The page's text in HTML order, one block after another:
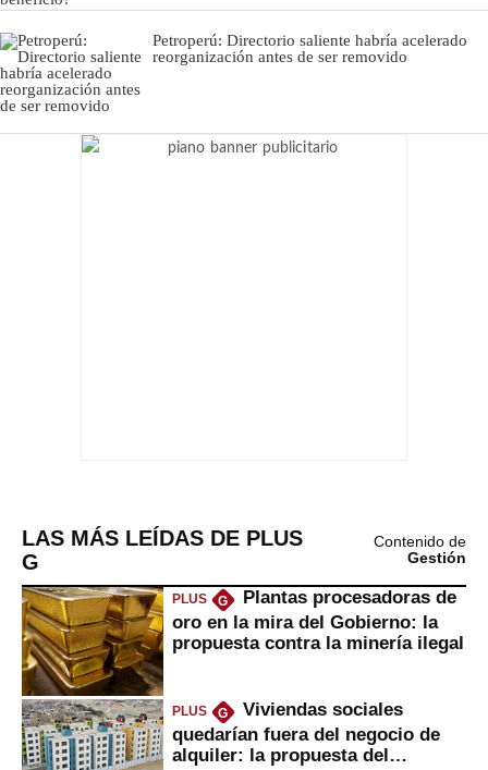
Petroperú: Directorio saliente habría acelerado
reorganización antes de ser removido
LAS MÁS LEÍDAS DE PLUS
G
Contenido de
Gestión
PLUS G
Plantas procesadoras de
oro en la mira del Gobierno: la
propuesta contra la minería ilegal
PLUS G
Viviendas sociales
quedarían fuera del negocio de
alquiler: la propuesta del